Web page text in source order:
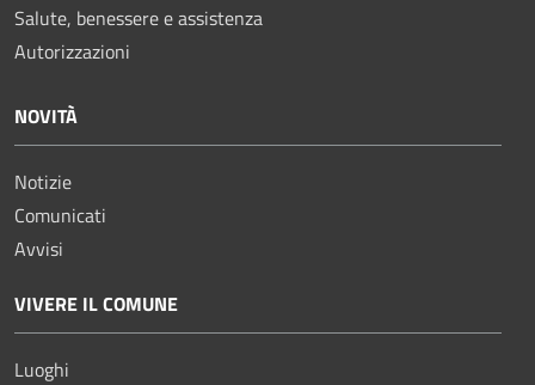
Salute, benessere e assistenza
Autorizzazioni
NOVITÀ
Notizie
Comunicati
Avvisi
VIVERE IL COMUNE
Luoghi